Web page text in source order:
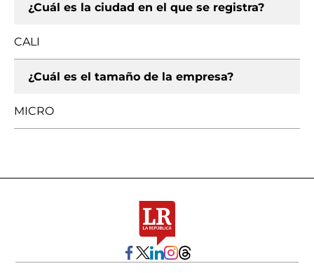
¿Cuál es la ciudad en el que se registra?
CALI
¿Cuál es el tamaño de la empresa?
MICRO